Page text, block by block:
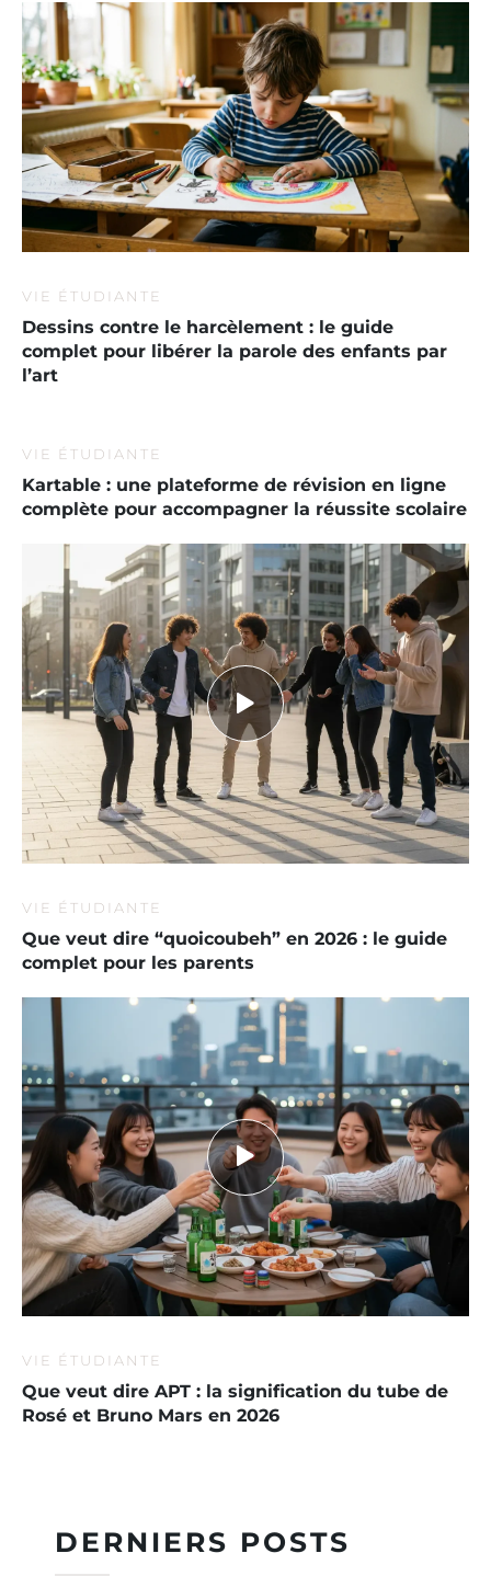
DERNIERS POSTS
VIE ÉTUDIANTE
Dessins contre le harcèlement : le guide
complet pour libérer la parole des enfants par
l’art
VIE ÉTUDIANTE
Kartable : une plateforme de révision en ligne
complète pour accompagner la réussite scolaire
VIE ÉTUDIANTE
Que veut dire “quoicoubeh” en 2026 : le guide
complet pour les parents
VIE ÉTUDIANTE
Que veut dire APT : la signification du tube de
Rosé et Bruno Mars en 2026